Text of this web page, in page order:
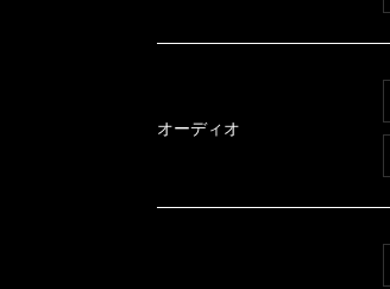
オーディオ